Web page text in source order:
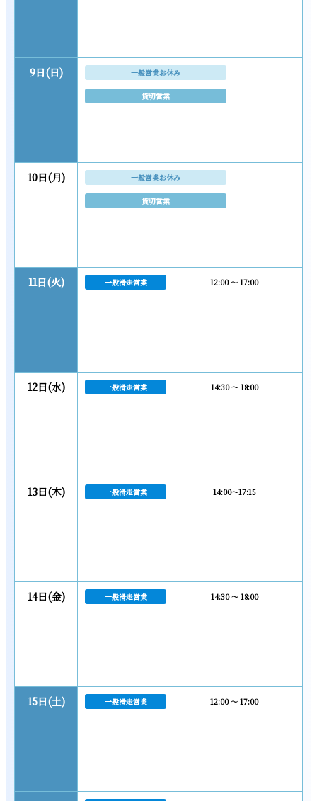
9日(日) 一般営業お休み
貸切営業
10日(月) 一般営業お休み
貸切営業
11日(火) 一般滑走営業 12:00 ～ 17:00
12日(水) 一般滑走営業 14:30 ～ 18:00
13日(木) 一般滑走営業 14:00～17:15
14日(金) 一般滑走営業 14:30 ～ 18:00
15日(土) 一般滑走営業 12:00 ～ 17:00